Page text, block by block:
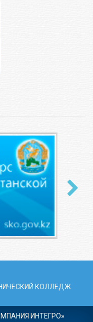
КОЛЛЕДЖ
ИНТЕГРО»